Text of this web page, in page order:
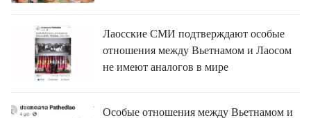
Лаосские СМИ подтверждают особые
отношения между Вьетнамом и Лаосом
не имеют аналогов в мире
Особые отношения между Вьетнамом и